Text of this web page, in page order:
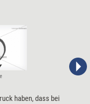
haben, dass bei